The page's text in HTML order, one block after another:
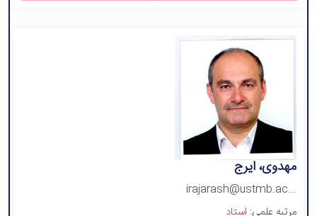
مهدوی، ایرج
irajarash@ustmb.ac...
مرتبه علمی: استاد